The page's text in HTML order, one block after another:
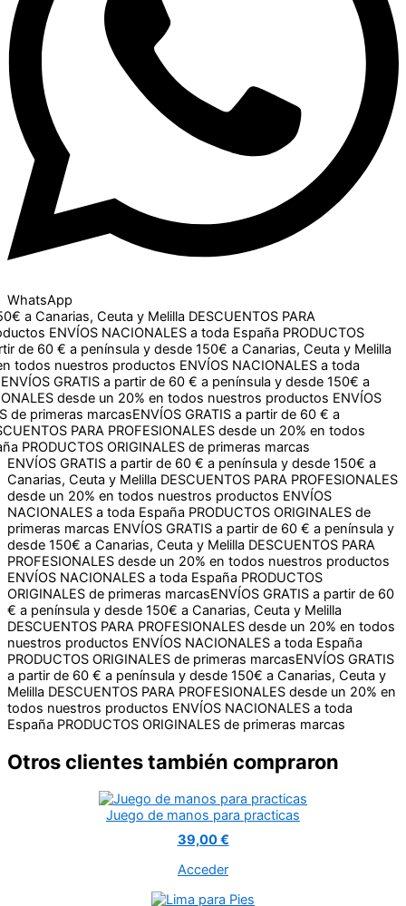
WhatsApp
Ceuta y MelillaDESCUENTOS PARA PROFESIONALES
a toda EspañaPRODUCTOS ORIGINALES de primeras
a Canarias, Ceuta y MelillaDESCUENTOS PARA
ENVÍOS NACIONALES a toda EspañaPRODUCTOS
€ a península y desde 150€ a Canarias, Ceuta y Melilla
nuestros productosENVÍOS NACIONALES a toda España
a partir de 60 € a península y desde 150€ a Canarias, Ceuta
en todos nuestros productosENVÍOS NACIONALES a toda
ENVÍOS GRATIS a partir de 60 € a península y desde 150€ a
Canarias, Ceuta y Melilla DESCUENTOS PARA PROFESIONALES
desde un 20% en todos nuestros productos ENVÍOS
NACIONALES a toda España PRODUCTOS ORIGINALES de
primeras marcas ENVÍOS GRATIS a partir de 60 € a península y
desde 150€ a Canarias, Ceuta y Melilla DESCUENTOS PARA
PROFESIONALES desde un 20% en todos nuestros productos
ENVÍOS NACIONALES a toda España PRODUCTOS
ORIGINALES de primeras marcasENVÍOS GRATIS a partir de 60
€ a península y desde 150€ a Canarias, Ceuta y Melilla
DESCUENTOS PARA PROFESIONALES desde un 20% en todos
nuestros productos ENVÍOS NACIONALES a toda España
PRODUCTOS ORIGINALES de primeras marcasENVÍOS GRATIS
a partir de 60 € a península y desde 150€ a Canarias, Ceuta y
Melilla DESCUENTOS PARA PROFESIONALES desde un 20% en
todos nuestros productos ENVÍOS NACIONALES a toda
España PRODUCTOS ORIGINALES de primeras marcas
Otros clientes también compraron
Juego de manos para practicas
39,00 €
Acceder